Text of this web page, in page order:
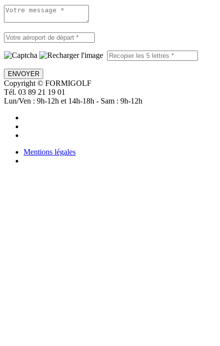
ENVOYER
Copyright © FORMIGOLF
Tél. 03 89 21 19 01
Lun/Ven : 9h-12h et 14h-18h - Sam : 9h-12h
Mentions légales